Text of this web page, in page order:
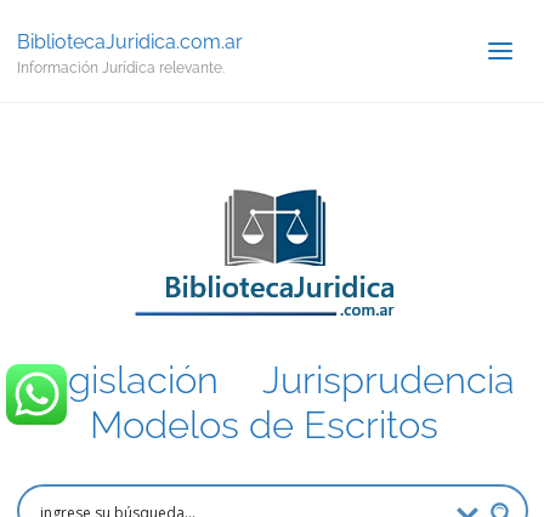
BibliotecaJuridica.com.ar
Información Jurídica relevante.
Legislación Jurisprudencia
Modelos de Escritos